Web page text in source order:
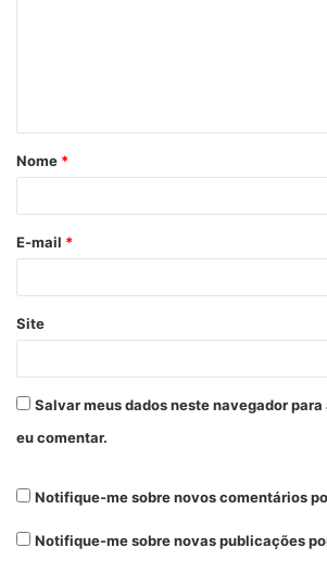
Nome *
E-mail *
Site
Salvar meus dados neste navegador
eu comentar.
Notifique-me sobre novos comentários
Notifique-me sobre novas publicações